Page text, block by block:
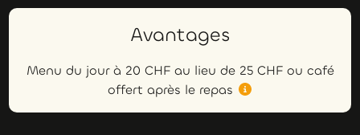
Avantages
Menu du jour à 20 CHF au lieu de 25 CHF ou café
offert après le repas